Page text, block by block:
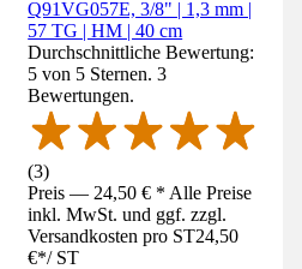
Q91VG057E, 3/8" | 1,3 mm |
57 TG | HM | 40 cm
Durchschnittliche Bewertung:
5 von 5 Sternen. 3
Bewertungen.
(3)
Preis — 24,50 € * Alle Preise
inkl. MwSt. und ggf. zzgl.
Versandkosten pro ST24,50
€*/ ST